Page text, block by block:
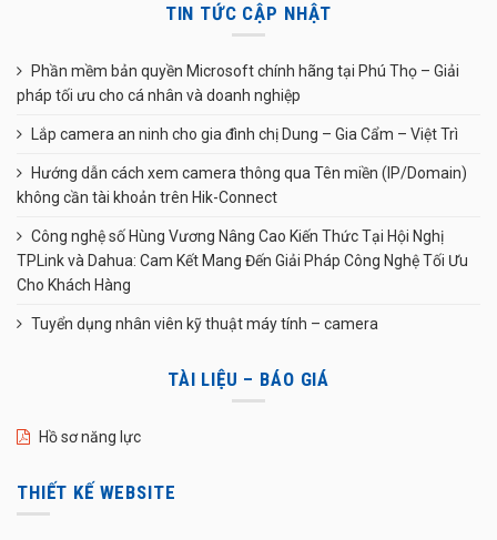
TIN TỨC CẬP NHẬT
Phần mềm bản quyền Microsoft chính hãng tại Phú Thọ – Giải
pháp tối ưu cho cá nhân và doanh nghiệp
Lắp camera an ninh cho gia đình chị Dung – Gia Cẩm – Việt Trì
Hướng dẫn cách xem camera thông qua Tên miền (IP/Domain)
không cần tài khoản trên Hik-Connect
Công nghệ số Hùng Vương Nâng Cao Kiến Thức Tại Hội Nghị
TPLink và Dahua: Cam Kết Mang Đến Giải Pháp Công Nghệ Tối Ưu
Cho Khách Hàng
Tuyển dụng nhân viên kỹ thuật máy tính – camera
TÀI LIỆU – BÁO GIÁ
Hồ sơ năng lực
THIẾT KẾ WEBSITE